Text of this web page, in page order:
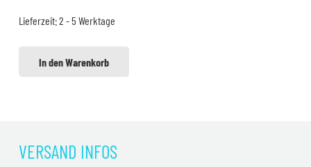
4,99 €3,99 €.
Lieferzeit:2 - 5 Werktage
In den Warenkorb
VERSAND INFOS